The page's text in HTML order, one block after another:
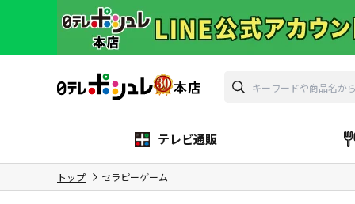
テレビ通販
トップ セラピーゲーム